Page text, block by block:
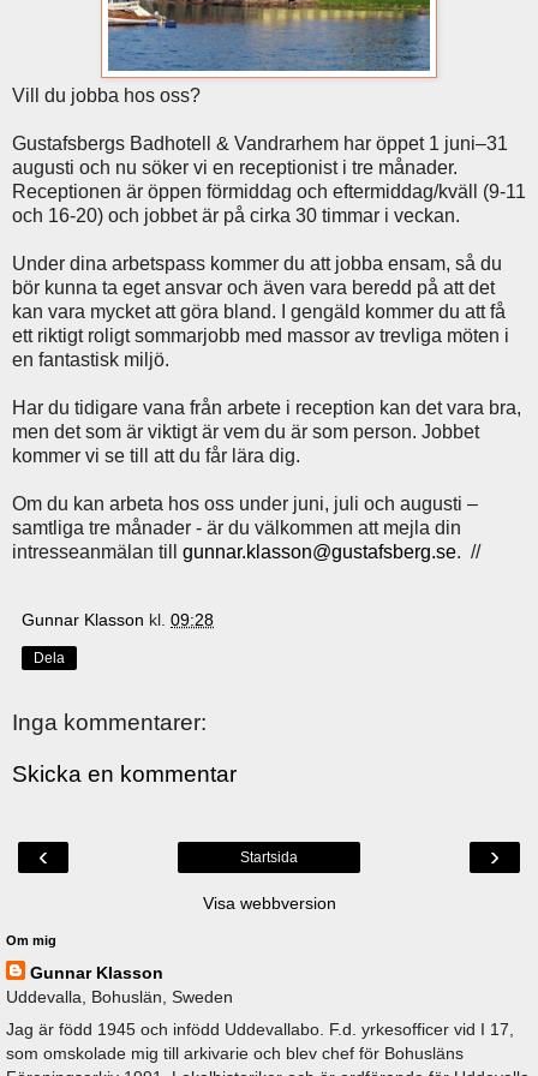
Vill du jobba hos oss?
Gustafsbergs Badhotell & Vandrarhem har öppet 1 juni–31
augusti och nu söker vi en receptionist i tre månader.
Receptionen är öppen förmiddag och eftermiddag/kväll (9-11
och 16-20) och jobbet är på cirka 30 timmar i veckan.
Under dina arbetspass kommer du att jobba ensam, så du
bör kunna ta eget ansvar och även vara beredd på att det
kan vara mycket att göra bland. I gengäld kommer du att få
ett riktigt roligt sommarjobb med massor av trevliga möten i
en fantastisk miljö.
Har du tidigare vana från arbete i reception kan det vara bra,
men det som är viktigt är vem du är som person. Jobbet
kommer vi se till att du får lära dig.
Om du kan arbeta hos oss under juni, juli och augusti –
samtliga tre månader - är du välkommen att mejla din
intresseanmälan till gunnar.klasson@gustafsberg.se. //
Gunnar Klasson kl. 09:28
Dela
Inga kommentarer:
Skicka en kommentar
‹ ›
Startsida
Visa webbversion
Om mig
Gunnar Klasson
Uddevalla, Bohuslän, Sweden
Jag är född 1945 och infödd Uddevallabo. F.d. yrkesofficer vid I 17,
som omskolade mig till arkivarie och blev chef för Bohusläns